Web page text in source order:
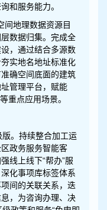
和服务能力。
间地理数据资源目
数据归集。完成全
，通过结合多源数
实地名地址标准化
确空间底面的建筑
管理平台，赋能
重点应用场景。
版。持续整合加工运
政务服务智能客
线上线下“帮办”服
化事项库标签体系
间的关联关系，迭
，为咨询办理、决